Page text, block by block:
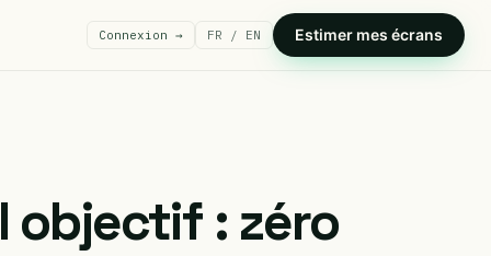
Connexion → FR / EN Estimer mes écrans
objectif : zéro